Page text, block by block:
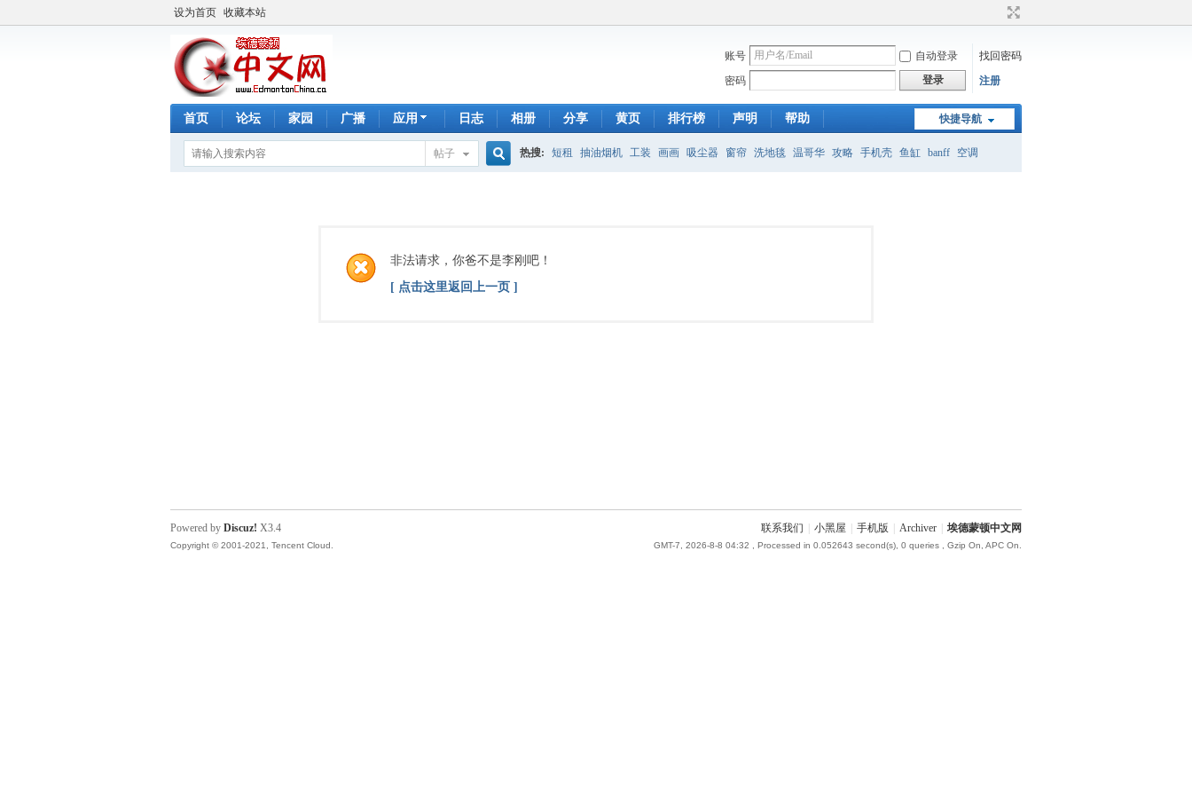
设为首页 收藏本站
账号 自动登录
找回密码
密码
登录 注册
快捷导航
首页 论坛 家园 广播 应用 日志 相册 分享 黄页 排行榜 声明 帮助
帖子
索
热搜: 短租 抽油烟机 工装 画画 吸尘器 窗帘 洗地毯 温哥华 攻略 手机壳 鱼缸 banff 空调
非法请求，你爸不是李刚吧！
[ 点击这里返回上一页 ]
联系我们 小黑屋 手机版 Archiver 埃德蒙顿中文网
GMT-7, 2026-8-8 04:32 , Processed in 0.052643 second(s), 0 queries , Gzip On, APC On.
Powered by Discuz! X3.4
Copyright © 2001-2021, Tencent Cloud.